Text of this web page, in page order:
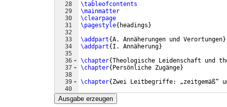
28
29
30
31
32
33
34
35
36
37
38
39
40
41
\tableofcontents
\mainmatter
\clearpage
\pagestyle{ headings }
\addpart{A. Annäherungen und Verortungen}
\addpart{ I. Annäherung}
\chapter{Theologische Leidenschaft und
\chapter{ Persönliche Zugänge}
\chapter{ Zwei Leitbegriffe: „zeitgemäß“
Ausgabe erzeugen